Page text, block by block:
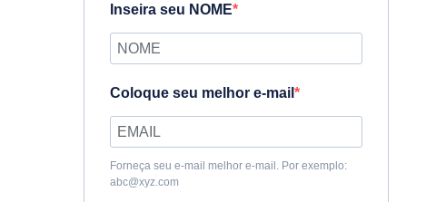
Inseira seu NOME
Coloque seu melhor e-mail
Forneça seu e-mail melhor e-mail. Por exemplo:
abc@xyz.com